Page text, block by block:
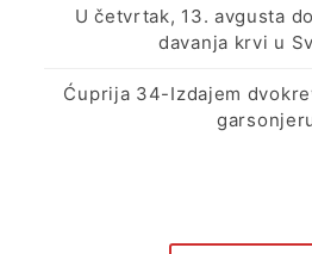
U četvrtak, 13. avgusta
davanja krvi u
Ćuprija 34-Izdajem